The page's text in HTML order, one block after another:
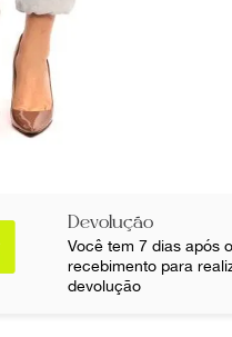
Devolução
Você tem 7 dias após o
recebimento para
devolução